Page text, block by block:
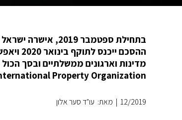
בתחילת ספטמבר
Property Organization.
12/2019
| מאת: עו"ד סער אלון